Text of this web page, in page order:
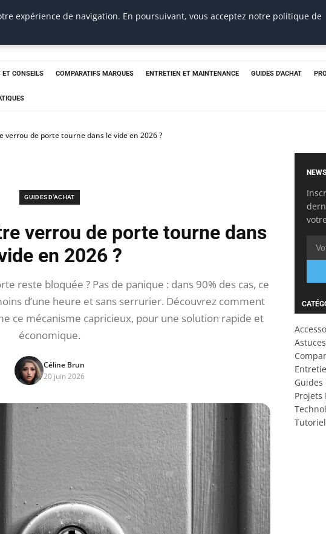
ET CONSEILS COMPARATIFS MARQUES ENTRETIEN ET MAINTENANCE GUIDES D'ACHAT
verrou de porte tourne dans le vide en 2026 ?
GUIDES D'ACHAT
verrou de porte tourne dans
en 2026 ?
reste bloquée ? Pas de panique : dans 90% des cas, ce
d’une heure et sans serrurier. Découvrez comment
ce mécanisme capricieux, pour une solution rapide et
économique.
Céline Brun
20 juin 2026
Projets
expérience de navigation. En poursuivant, vous acceptez notre politique de